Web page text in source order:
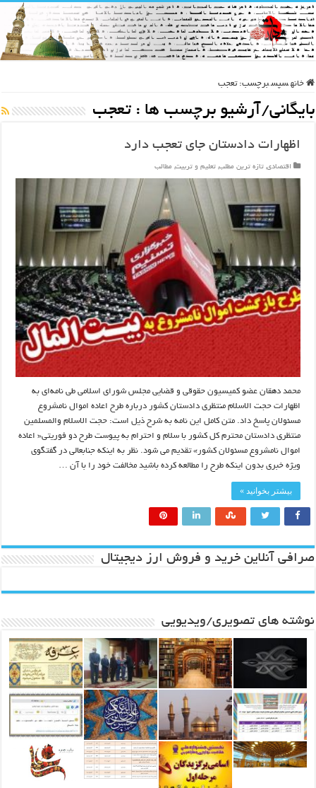
خانه سپس برچسب:تعجب
بایگانی/آرشیو برچسب ها : تعجب
اظهارات دادستان جای تعجب دارد
اقتصادی, تازه ترین مطلب, تعلیم و تربیت, مطالب
محمد دهقان عضو کمیسیون حقوقی و قضایی مجلس شورای اسلامی طی نامه‌ای به
اظهارات حجت الاسلام منتظری دادستان کشور درباره طرح اعاده اموال نامشروع
مسئولان پاسخ داد. متن کامل این نامه به شرح ذیل است: حجت الاسلام والمسلمین
منتظری دادستان محترم کل کشور با سلام و احترام به پیوست طرح دو فوریتی« اعاده
اموال نامشروع مسئولان کشور» تقدیم می شود. نظر به اینکه جنابعالی در گفتگوی
ویژه خبری بدون اینکه طرح را مطالعه کرده باشید مخالفت خود را با آن …
بیشتر بخوانید »
صرافی آنلاین خرید و فروش ارز دیجیتال
نوشته های تصویری/ویدیویی